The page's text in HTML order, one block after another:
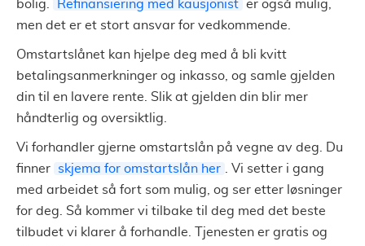
bolig.
Refinansiering med kausjonist er også mulig,
men det er et stort ansvar for vedkommende.
Omstartslånet kan hjelpe deg med å bli kvitt
betalingsanmerkninger og inkasso, og samle gjelden
din til en lavere rente. Slik at gjelden din blir mer
håndterlig og oversiktlig.
Vi forhandler gjerne omstartslån på vegne av deg. Du
finner
skjema for omstartslån her
. Vi setter i gang
med arbeidet så fort som mulig, og ser etter løsninger
for deg. Så kommer vi tilbake til deg med det beste
tilbudet vi klarer å forhandle. Tjenesten er gratis og